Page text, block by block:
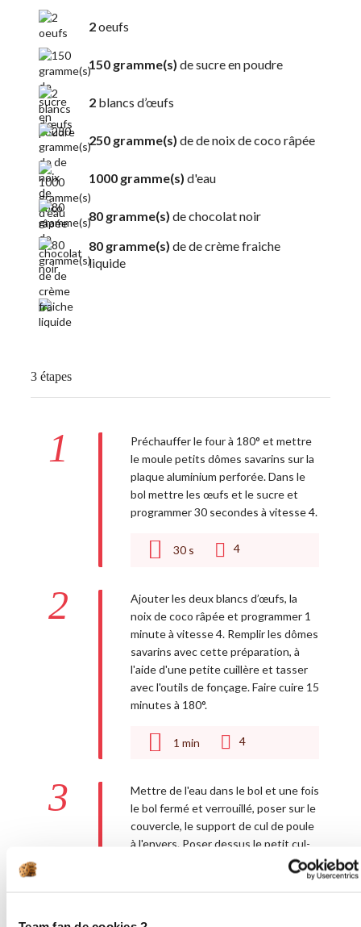
2oeufs
150 gramme(s) de sucre en poudre
2 blancs d’œufs
250 gramme(s) de de noix de coco râpée
1000 gramme(s) d'eau
80 gramme(s) de chocolat noir
80 gramme(s) de de crème fraiche
liquide
3 étapes
1
Préchauffer le four à 180° et mettre
le moule petits dômes savarins sur la
plaque aluminium perforée. Dans le
bol mettre les œufs et le sucre et
programmer 30 secondes à vitesse 4.
30 s 4
2
Ajouter les deux blancs d’œufs, la
noix de coco râpée et programmer 1
minute à vitesse 4. Remplir les dômes
savarins avec cette préparation, à
l'aide d'une petite cuillère et tasser
avec l'outils de fonçage. Faire cuire 15
minutes à 180°.
1 min 4
3
Mettre de l'eau dans le bol et une fois
le bol fermé et verrouillé, poser sur le
couvercle, le support de cul de poule
à l'envers. Poser dessus le petit cul-
de-poule. Mettre le chocolat coupé